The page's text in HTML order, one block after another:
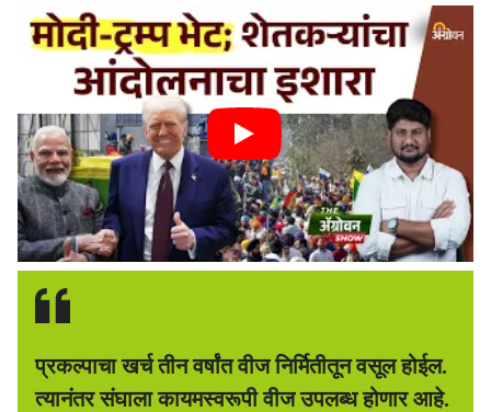
प्रकल्पाचा खर्च तीन वर्षांत वीज निर्मितीतून वसूल होईल.
त्यानंतर संघाला कायमस्वरूपी वीज उपलब्ध होणार आहे.